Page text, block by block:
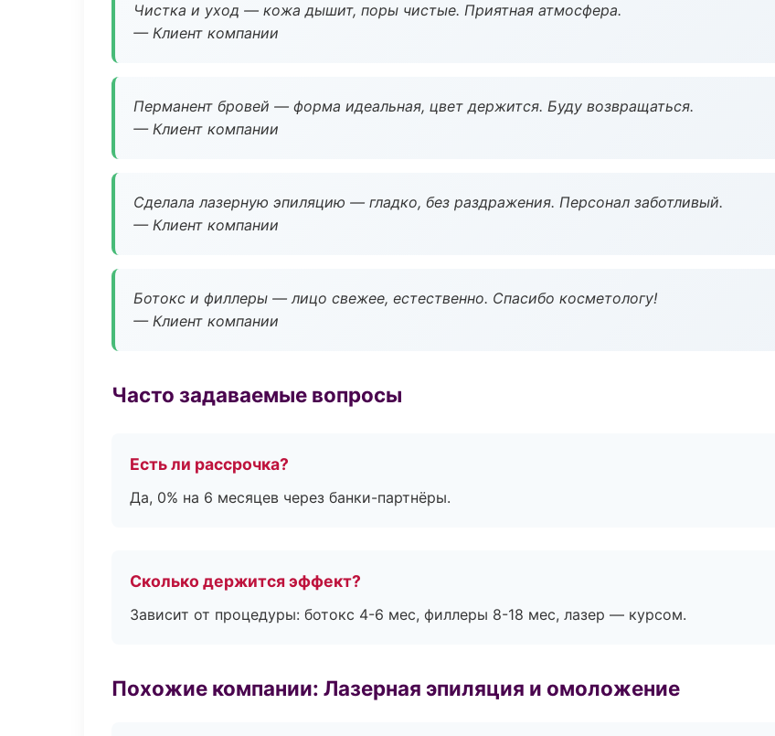
Чистка и уход — кожа дышит, поры чистые. Приятная атмосфера.
— Клиент компании
Перманент бровей — форма идеальная, цвет держится. Буду возвращаться.
— Клиент компании
Сделала лазерную эпиляцию — гладко, без раздражения. Персонал заботливый.
— Клиент компании
Ботокс и филлеры — лицо свежее, естественно. Спасибо косметологу!
— Клиент компании
Часто задаваемые вопросы
Есть ли рассрочка?
Да, 0% на 6 месяцев через банки-партнёры.
Сколько держится эффект?
Зависит от процедуры: ботокс 4-6 мес, филлеры 8-18 мес, лазер — курсом.
Похожие компании: Лазерная эпиляция и омоложение